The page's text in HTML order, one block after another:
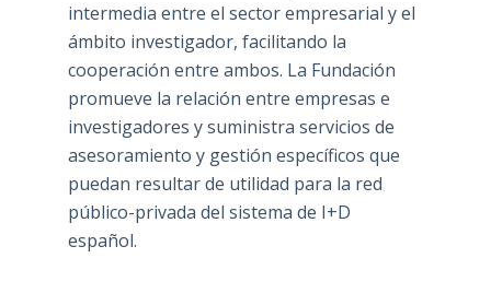
intermedia entre el sector empresarial y el
ámbito investigador, facilitando la
cooperación entre ambos. La Fundación
promueve la relación entre empresas e
investigadores y suministra servicios de
asesoramiento y gestión específicos que
puedan resultar de utilidad para la red
público-privada del sistema de I+D
español.